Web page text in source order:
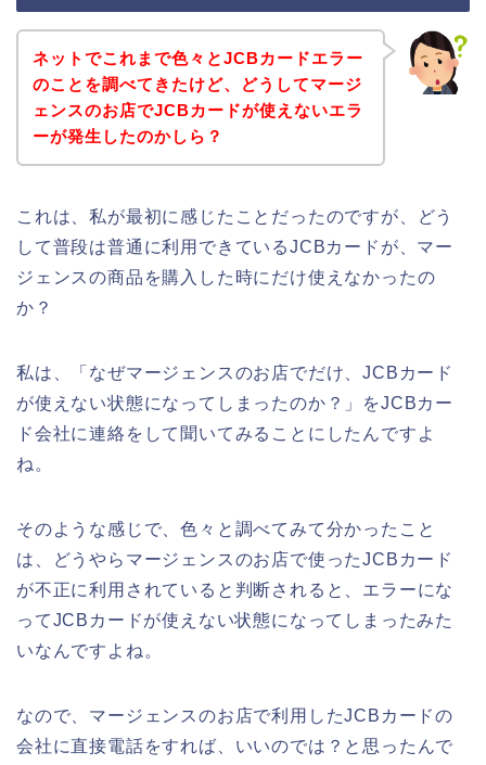
ネットでこれまで色々とJCBカードエラー
のことを調べてきたけど、どうしてマージ
ェンスのお店でJCBカードが使えないエラ
ーが発生したのかしら？
これは、私が最初に感じたことだったのですが、どう
して普段は普通に利用できているJCBカードが、マー
ジェンスの商品を購入した時にだけ使えなかったの
か？
私は、「なぜマージェンスのお店でだけ、JCBカード
が使えない状態になってしまったのか？」をJCBカー
ド会社に連絡をして聞いてみることにしたんですよ
ね。
そのような感じで、色々と調べてみて分かったこと
は、どうやらマージェンスのお店で使ったJCBカード
が不正に利用されていると判断されると、エラーにな
ってJCBカードが使えない状態になってしまったみた
いなんですよね。
なので、マージェンスのお店で利用したJCBカードの
会社に直接電話をすれば、いいのでは？と思ったんで